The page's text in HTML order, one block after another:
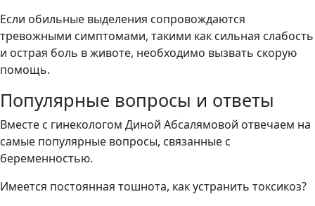
Если обильные выделения сопровождаются
тревожными симптомами, такими как сильная слабость
и острая боль в животе, необходимо вызвать скорую
помощь.
Популярные вопросы и ответы
Вместе с гинекологом Диной Абсалямовой отвечаем на
самые популярные вопросы, связанные с
беременностью.
Имеется постоянная тошнота, как устранить токсикоз?